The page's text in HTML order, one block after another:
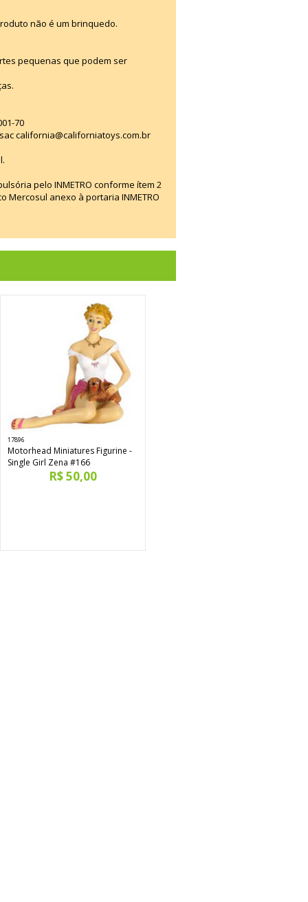
não é um brinquedo.
pequenas que podem ser
70
california@californiatoys.com.br
pelo INMETRO conforme ítem 2
Mercosul anexo à portaria INMETRO
17896
Motorhead Miniatures Figurine -
Single Girl Zena #166
R$ 50,00